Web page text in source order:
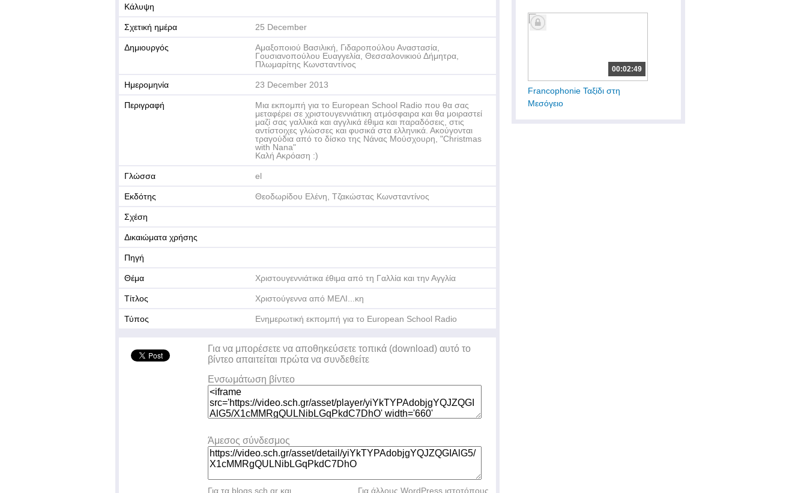
00:02:49
Francophonie Ταξίδι στη
Μεσόγειο
Κάλυψη
Σχετική ημέρα 25 December
Δημιουργός
Αμαξοποιού Βασιλική, Γιδαροπούλου Αναστασία,
Γουσιανοπούλου Ευαγγελία, Θεσσαλονικιού Δήμητρα,
Πλωμαρίτης Κωνσταντίνος
Ημερομηνία 23 December 2013
Περιγραφή
Μια εκπομπή για το European School Radio που θα σας
μεταφέρει σε χριστουγεννιάτικη ατμόσφαιρα και θα μοιραστεί
μαζί σας γαλλικά και αγγλικά έθιμα και παραδόσεις, στις
αντίστοιχες γλώσσες και φυσικά στα ελληνικά. Ακούγονται
τραγούδια από το δίσκο της Νάνας Μούσχουρη, "Christmas
with Nana"
Καλή Ακρόαση :)
Γλώσσα el
Εκδότης Θεοδωρίδου Ελένη, Τζακώστας Κωνσταντίνος
Σχέση
Δικαιώματα χρήσης
Πηγή
Θέμα Χριστουγεννιάτικα έθιμα από τη Γαλλία και την Αγγλία
Τίτλος Χριστούγεννα από ΜΕΛΙ...κη
Τύπος Ενημερωτική εκπομπή για το European School Radio
Για να μπορέσετε να αποθηκεύσετε τοπικά (download) αυτό το
βίντεο απαιτείται πρώτα να συνδεθείτε
Ενσωμάτωση βίντεο
Άμεσος σύνδεσμος
Για τα blogs.sch.gr και Για άλλους WordPress ιστοτόπους